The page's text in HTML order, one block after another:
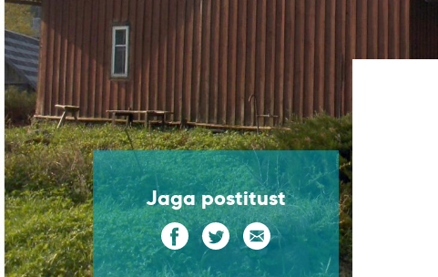
Jaga postitust